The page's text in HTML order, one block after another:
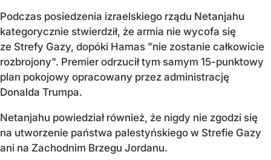
Podczas posiedzenia izraelskiego rządu Netanjahu
kategorycznie stwierdził, że armia nie wycofa się
ze Strefy Gazy, dopóki Hamas "nie zostanie całkowicie
rozbrojony". Premier odrzucił tym samym 15-punktowy
plan pokojowy opracowany przez administrację
Donalda Trumpa.
Netanjahu powiedział również, że nigdy nie zgodzi się
na utworzenie państwa palestyńskiego w Strefie Gazy
ani na Zachodnim Brzegu Jordanu.